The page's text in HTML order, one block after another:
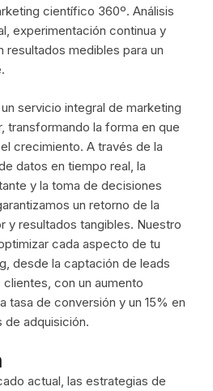
científico 360º. Análisis
experimentación continua y
resultados medibles para un
servicio integral de marketing
transformando la forma en que
crecimiento. A través de la
datos en tiempo real, la
y la toma de decisiones
un retorno de la
y resultados tangibles. Nuestro
cada aspecto de tu
desde la captación de leads
con un aumento
tasa de conversión y un 15% en
adquisición.
actual, las estrategias de